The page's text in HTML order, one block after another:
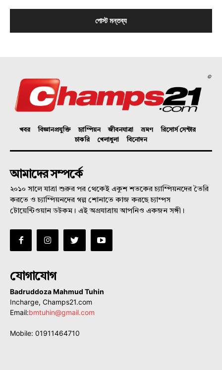
©
খবর বিজ্ঞানপ্রযুক্তি চ্যাম্পিয়ন জীবনযাত্রা ভ্রমণ
রিসোর্স সেন্টার
চাকরি
খেলাধুলা বিনোদন
আমাদের সম্পর্কে
২০১০ সালে যাত্রা শুরুর পর থেকেই একুশ শতকের চ্যাম্পিয়নদের তৈরি
করতে ও চ্যাম্পিয়নদের গল্প শোনাতে কাজ করছে চ্যাম্পস
টোয়েন্টিওয়ান ডটকম। এই অগ্রযাত্রায় আপনিও একজন সঙ্গী।
যোগাযোগ
Badruddoza Mahmud Tuhin
Incharge, Champs21.com
Email:bmtuhin@gmail.com
Mobile: 01911464710